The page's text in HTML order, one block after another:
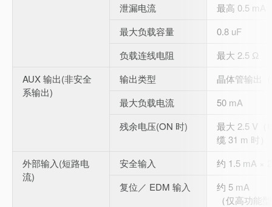
泄漏电流
最高 0.5 mA
最大负载容量
0.8 uF
负载连线电阻
最大 2.5 Ω
AUX 输出(非安全
系输出)
输出类型
晶体管输出
最大负载电流
50 mA
残余电压(ON 时)
最大 2.5 V（
缆 31 m 时）
外部输入(短路电
流)
安全输入
约 1.5 mA × 2
复位／ EDM 输入
约 5 mA
（仅高功能